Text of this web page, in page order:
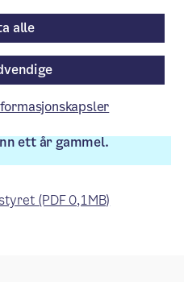
fra 21. juni.
ett år gammel.
(PDF 0,1MB)
alle